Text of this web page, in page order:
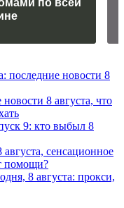
последние новости 8
8 августа, что
9: кто выбыл 8
сенсационное
помощи?
8 августа: прокси,